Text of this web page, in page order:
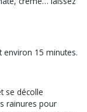
environ 15 minutes.
se décolle
rainures pour